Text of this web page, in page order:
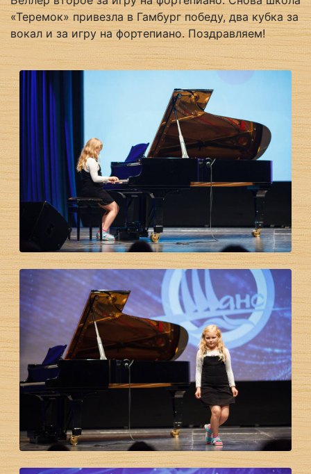
«Теремок» привезла в Гамбург победу, два кубка за
вокал и за игру на фортепиано. Поздравляем!